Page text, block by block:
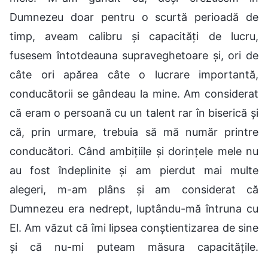
Dumnezeu doar pentru o scurtă perioadă de
timp, aveam calibru și capacități de lucru,
fusesem întotdeauna supraveghetoare și, ori de
câte ori apărea câte o lucrare importantă,
conducătorii se gândeau la mine. Am considerat
că eram o persoană cu un talent rar în biserică și
că, prin urmare, trebuia să mă număr printre
conducători. Când ambițiile și dorințele mele nu
au fost îndeplinite și am pierdut mai multe
alegeri, m-am plâns și am considerat că
Dumnezeu era nedrept, luptându-mă întruna cu
El. Am văzut că îmi lipsea conștientizarea de sine
și că nu-mi puteam măsura capacitățile.